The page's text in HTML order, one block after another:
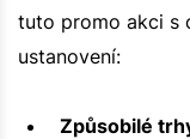
tuto promo akci s
ustanovení:
Způsobilé